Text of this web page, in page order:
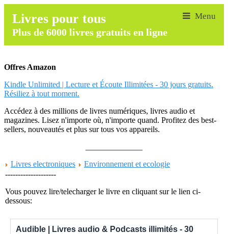
Livres pour tous
Plus de 6000 livres gratuits en ligne
Offres Amazon
Kindle Unlimited | Lecture et Écoute Illimitées - 30 jours gratuits.
Résiliez à tout moment.
Accédez à des millions de livres numériques, livres audio et
magazines. Lisez n'importe où, n'importe quand. Profitez des best-
sellers, nouveautés et plus sur tous vos appareils.
Livres electroniques
Environnement et ecologie
--------------------
Vous pouvez lire/telecharger le livre en cliquant sur le lien ci-
dessous:
Audible | Livres audio & Podcasts illimités - 30